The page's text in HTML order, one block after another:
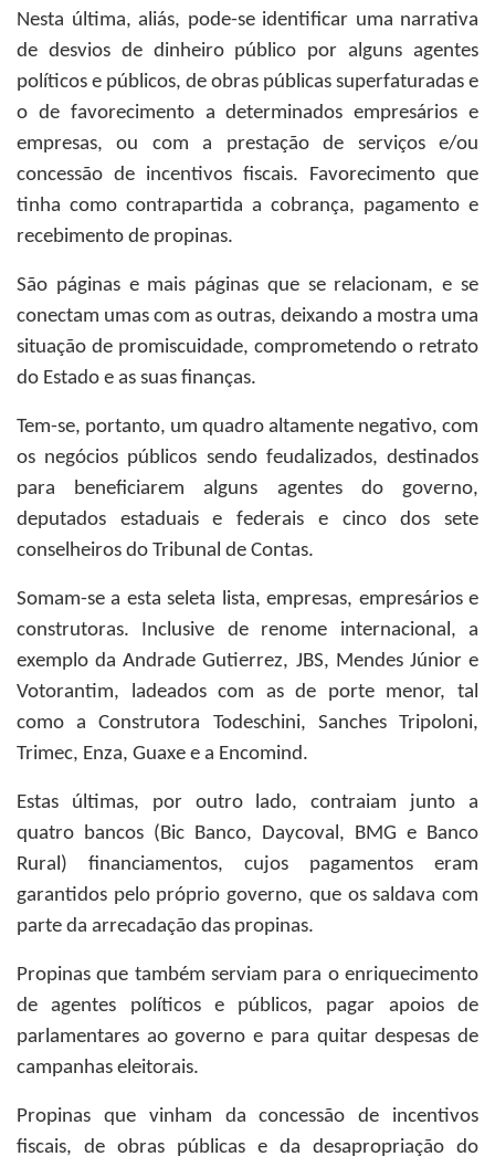
Nesta última, aliás, pode-se identificar uma narrativa
de desvios de dinheiro público por alguns agentes
políticos e públicos, de obras públicas superfaturadas e
o de favorecimento a determinados empresários e
empresas, ou com a prestação de serviços e/ou
concessão de incentivos fiscais. Favorecimento que
tinha como contrapartida a cobrança, pagamento e
recebimento de propinas.
São páginas e mais páginas que se relacionam, e se
conectam umas com as outras, deixando a mostra uma
situação de promiscuidade, comprometendo o retrato
do Estado e as suas finanças.
Tem-se, portanto, um quadro altamente negativo, com
os negócios públicos sendo feudalizados, destinados
para beneficiarem alguns agentes do governo,
deputados estaduais e federais e cinco dos sete
conselheiros do Tribunal de Contas.
Somam-se a esta seleta lista, empresas, empresários e
construtoras. Inclusive de renome internacional, a
exemplo da Andrade Gutierrez, JBS, Mendes Júnior e
Votorantim, ladeados com as de porte menor, tal
como a Construtora Todeschini, Sanches Tripoloni,
Trimec, Enza, Guaxe e a Encomind.
Estas últimas, por outro lado, contraiam junto a
quatro bancos (Bic Banco, Daycoval, BMG e Banco
Rural) financiamentos, cujos pagamentos eram
garantidos pelo próprio governo, que os saldava com
parte da arrecadação das propinas.
Propinas que também serviam para o enriquecimento
de agentes políticos e públicos, pagar apoios de
parlamentares ao governo e para quitar despesas de
campanhas eleitorais.
Propinas que vinham da concessão de incentivos
fiscais, de obras públicas e da desapropriação do